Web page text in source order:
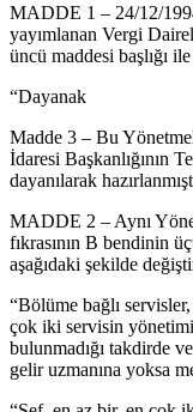
MADDE 1 – 24/12/
yayımlanan Vergi
üncü maddesi başlığı
“Dayanak
Madde 3 – Bu
İdaresi Başkanlığının
dayanılarak
MADDE 2 – Aynı
fıkrasının B bendinin
aşağıdaki şekilde
“Bölüme bağlı
çok iki servisin
bulunmadığı takdirde
gelir uzmanına yoksa